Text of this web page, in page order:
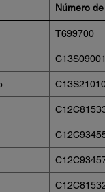
Número
T699700